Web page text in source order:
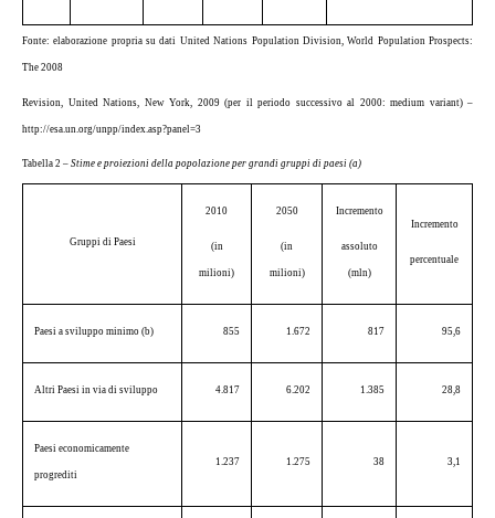
Fonte: elaborazione propria su dati United Nations Population Division, World Population Prospects:
The 2008
Revision, United Nations, New York, 2009 (per il periodo successivo al 2000: medium variant) –
http://esa.un.org/unpp/index.asp?panel=3
Tabella 2 – Stime e proiezioni della popolazione per grandi gruppi di paesi (a)
Gruppi di Paesi
2010
(in
milioni)
2050
(in
milioni)
Incremento
assoluto
(mln)
Incremento
percentuale
Paesi a sviluppo minimo (b) 855 1.672 817 95,6
Altri Paesi in via di sviluppo 4.817 6.202 1.385 28,8
Paesi economicamente
progrediti
1.237 1.275 38 3,1